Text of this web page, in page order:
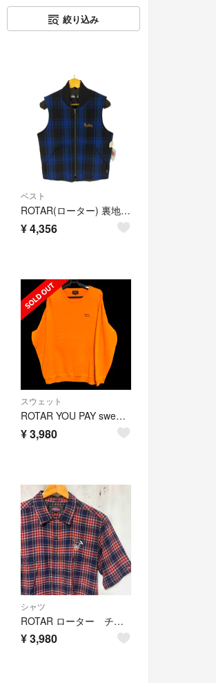
絞り込み
ベスト
ROTAR(ローター) 裏地キルティング チェック中綿ベスト メンズ トップス
¥4,356
スウェット
ROTAR YOU PAY sweat sizeXL
¥3,980
シャツ
ROTAR ローター チェックシャツ S ロゴ ヘルメット刺繍 大柴裕介
¥3,980